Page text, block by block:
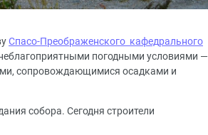
Спасо-Преображенского кафедрального
погодными условиями —
сопровождающимися осадками и
собора. Сегодня строители